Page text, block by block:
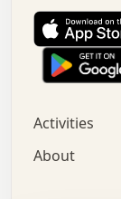
.   .   .   .
.   .   .   .
.   .   .
.   .   :
.   o   .
+   .   o
.   +   .
Activities
About